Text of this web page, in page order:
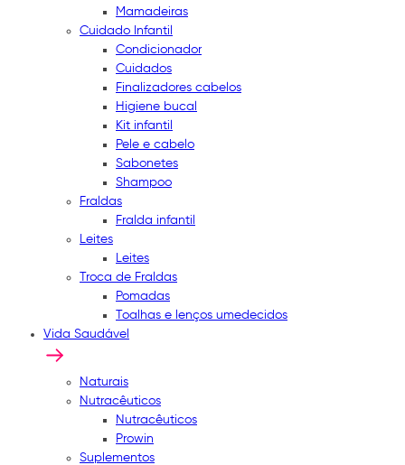
Mamadeiras
Cuidado Infantil
Condicionador
Cuidados
Finalizadores cabelos
Higiene bucal
Kit infantil
Pele e cabelo
Sabonetes
Shampoo
Fraldas
Fralda infantil
Leites
Leites
Troca de Fraldas
Pomadas
Toalhas e lenços umedecidos
Vida Saudável
Naturais
Nutracêuticos
Nutracêuticos
Prowin
Suplementos